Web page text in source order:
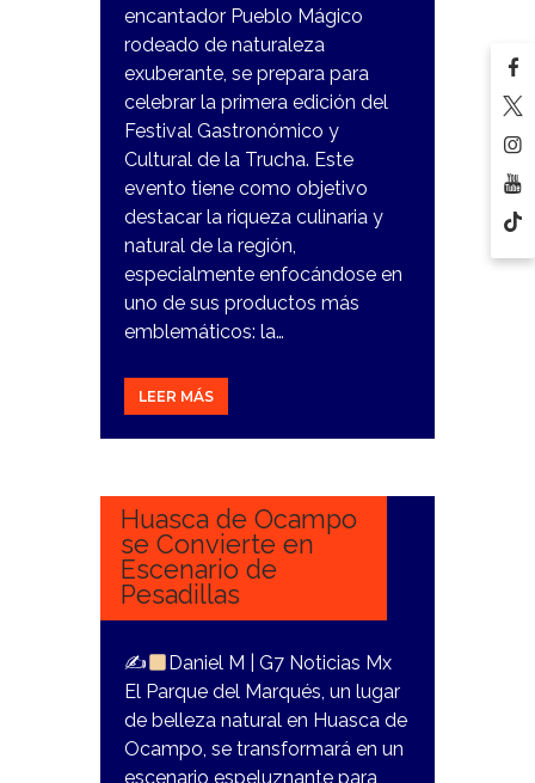
encantador Pueblo Mágico
rodeado de naturaleza
exuberante, se prepara para
celebrar la primera edición del
Festival Gastronómico y
Cultural de la Trucha. Este
evento tiene como objetivo
destacar la riqueza culinaria y
natural de la región,
especialmente enfocándose en
uno de sus productos más
emblemáticos: la…
LEER MÁS
27
Huasca de Ocampo
se Convierte en
Escenario de
Pesadillas
✍
Daniel M | G7 Noticias Mx
El Parque del Marqués, un lugar
de belleza natural en Huasca de
Ocampo, se transformará en un
escenario espeluznante para